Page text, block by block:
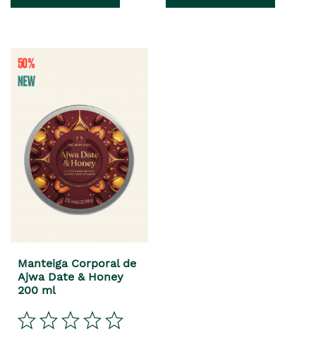
Manteiga Corporal de
Ajwa Date & Honey
200 ml